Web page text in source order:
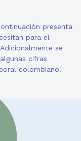
presenta
para el
se
cifras
colombiano.